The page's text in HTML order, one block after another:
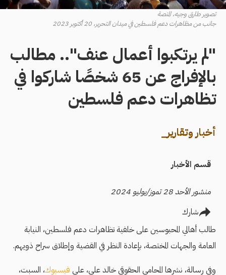
تصوير طارق وجيه، المنصة
جانب من مظاهرات دعم فلسطين في ميدان التحرير، 20 أكتوبر 2023
"لم يرتكبوا أعمال عنف".. مطالب
بالإفراج عن 65 شخصًا شاركوا في
تظاهرات دعم فلسطين
أخبار وتقارير_
قسم الأخبار
منشور الأحد 28 تموز/يوليو 2024
شارك
طالب أهالي المحبوسين على خلفية تظاهرات دعم فلسطين، النيابة
العامة والجهات المختصة، بإعادة النظر في القضية وإطلاق سراح ذويهم.
وفي رسالة، نشرها المحامي الحقوقي خالد علي، على فيسبوك، السبت،